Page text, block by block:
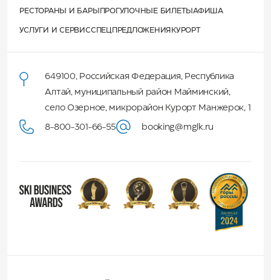
РЕСТОРАНЫ И БАРЫ ПРОГУЛОЧНЫЕ БИЛЕТЫАФИША
УСЛУГИ И СЕРВИССПЕЦПРЕДЛОЖЕНИЯ КУРОРТ
649100, Российская Федерация, Республика
Алтай, муниципальный район Майминский,
село Озерное, микрорайон Курорт Манжерок, 1
8-800-301-66-55 booking@mglk.ru